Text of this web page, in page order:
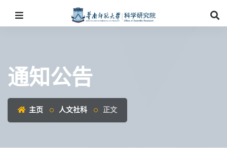
通知公告
主页 人文社科 正文